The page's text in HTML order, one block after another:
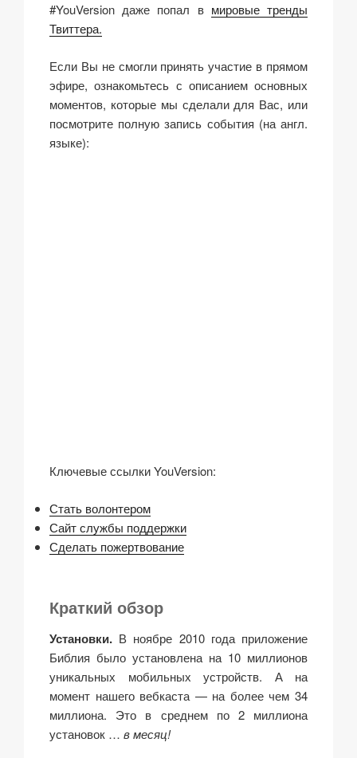
#YouVersion даже попал в мировые тренды
Твиттера.
Если Вы не смогли принять участие в прямом
эфире, ознакомьтесь с описанием основных
моментов, которые мы сделали для Вас, или
посмотрите полную запись события (на англ.
языке):
Ключевые ссылки YouVersion:
Стать волонтером
Сайт службы поддержки
Сделать пожертвование
Краткий обзор
Установки. В ноябре 2010 года приложение
Библия было установлена на 10 миллионов
уникальных мобильных устройств. А на
момент нашего вебкаста — на более чем 34
миллиона. Это в среднем по 2 миллиона
установок … в месяц!